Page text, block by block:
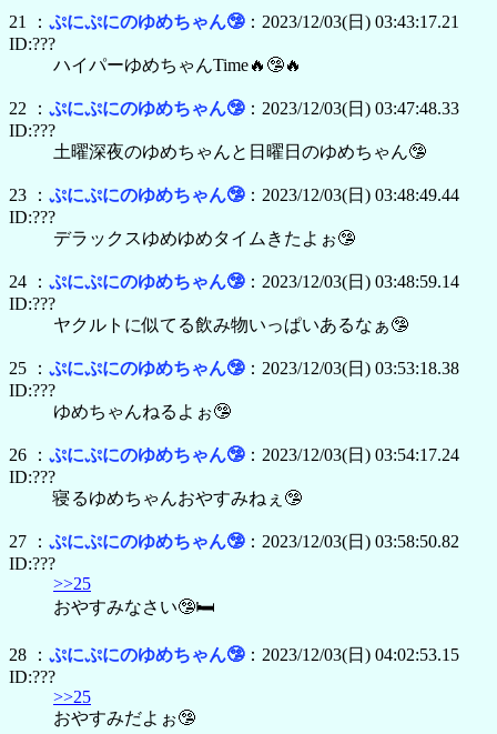
21 ： ぷにぷにのゆめちゃん🤥：2023/12/03(日) 03:43:17.21
ID:???
ハイパーゆめちゃんTime🔥🤥🔥
22 ： ぷにぷにのゆめちゃん🤥：2023/12/03(日) 03:47:48.33
ID:???
土曜深夜のゆめちゃんと日曜日のゆめちゃん🤥
23 ： ぷにぷにのゆめちゃん🤥：2023/12/03(日) 03:48:49.44
ID:???
デラックスゆめゆめタイムきたよぉ🤥
24 ： ぷにぷにのゆめちゃん🤥：2023/12/03(日) 03:48:59.14
ID:???
ヤクルトに似てる飲み物いっぱいあるなぁ🤥
25 ： ぷにぷにのゆめちゃん🤥：2023/12/03(日) 03:53:18.38
ID:???
ゆめちゃんねるよぉ🤥
26 ： ぷにぷにのゆめちゃん🤥：2023/12/03(日) 03:54:17.24
ID:???
寝るゆめちゃんおやすみねぇ🤥
27 ： ぷにぷにのゆめちゃん🤥：2023/12/03(日) 03:58:50.82
ID:???
>>25
おやすみなさい🤥🛏
28 ： ぷにぷにのゆめちゃん🤥：2023/12/03(日) 04:02:53.15
ID:???
>>25
おやすみだよぉ🤥